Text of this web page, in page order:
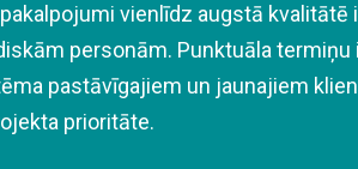
vienlīdz augstā kvalitātē
personām. Punktuāla termiņu
pastāvīgajiem un jaunajiem
prioritāte.